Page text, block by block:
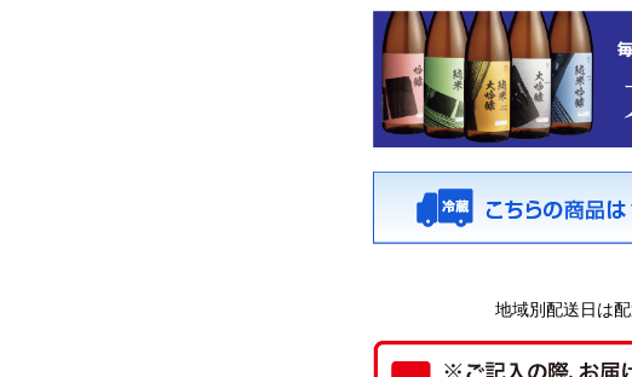
地域別配送日は